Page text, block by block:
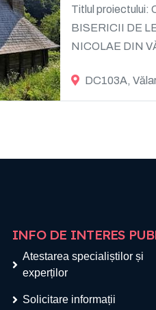
Titlul proiectului:
BISERICII DE
NICOLAE DIN
DC103A,
INFO DE INTERES
Atestarea specialiștilor și
experților
Solicitare informații